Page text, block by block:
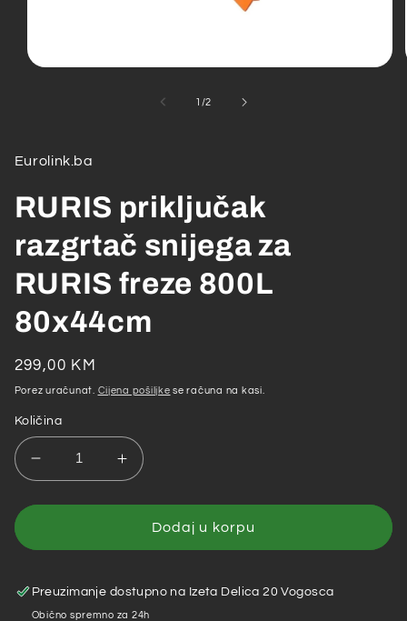
1 /od
2
Eurolink.ba
RURIS priključak
razgrtač snijega za
RURIS freze 800L
80x44cm
Redovna
cijena
299,00 KM
Porez uračunat. Cijena pošiljke se računa na kasi.
Količina
Smanji
količinu
za
priključak
snijega
za
Povećaj
količinu
za
RURIS
priključak
snijega
za
Dodaj u korpu
Preuzimanje dostupno na Izeta Delica 20 Vogosca
Obično spremno za 24h